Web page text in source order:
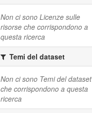
Non ci sono Licenze sulle
risorse che corrispondono a
questa ricerca
Temi del dataset
Non ci sono Temi del dataset
che corrispondono a questa
ricerca